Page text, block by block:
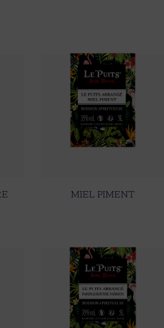
MIEL PIMENT